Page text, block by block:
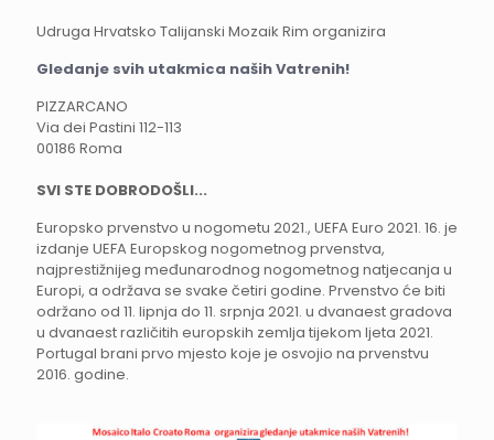
Udruga Hrvatsko Talijanski Mozaik Rim organizira
Gledanje svih utakmica naših Vatrenih!
PIZZARCANO
Via dei Pastini 112-113
00186 Roma
SVI STE DOBRODOŠLI...
Europsko prvenstvo u nogometu 2021., UEFA Euro 2021. 16. je
izdanje UEFA Europskog nogometnog prvenstva,
najprestižnijeg međunarodnog nogometnog natjecanja u
Europi, a održava se svake četiri godine. Prvenstvo će biti
održano od 11. lipnja do 11. srpnja 2021. u dvanaest gradova
u dvanaest različitih europskih zemlja tijekom ljeta 2021.
Portugal brani prvo mjesto koje je osvojio na prvenstvu
2016. godine.